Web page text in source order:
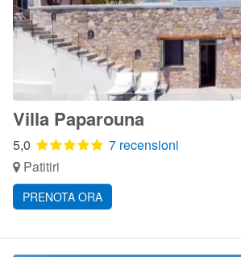
Villa Paparouna
5,0
7 recensioni
Patitiri
PRENOTA ORA